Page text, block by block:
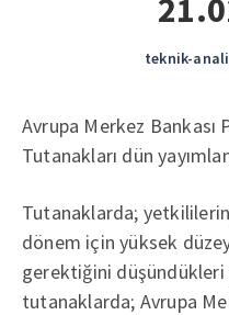
teknik-
Avrupa Merkez Bankası
Tutanakları dün
Tutanaklarda;
dönem için yüksek
gerektiğini
tutanaklarda; Avrupa